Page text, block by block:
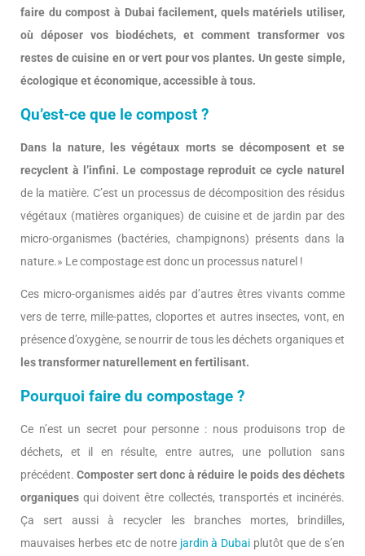
faire du compost à Dubai facilement, quels matériels utiliser,
où déposer vos biodéchets, et comment transformer vos
restes de cuisine en or vert pour vos plantes. Un geste simple,
écologique et économique, accessible à tous.
Qu’est-ce que le compost ?
Dans la nature, les végétaux morts se décomposent et se
recyclent à l’infini. Le compostage reproduit ce cycle naturel
de la matière. C’est un processus de décomposition des résidus
végétaux (matières organiques) de cuisine et de jardin par des
micro-organismes (bactéries, champignons) présents dans la
nature.» Le compostage est donc un processus naturel !
Ces micro-organismes aidés par d’autres êtres vivants comme
vers de terre, mille-pattes, cloportes et autres insectes, vont, en
présence d’oxygène, se nourrir de tous les déchets organiques et
les transformer naturellement en fertilisant.
Pourquoi faire du compostage ?
Ce n’est un secret pour personne : nous produisons trop de
déchets, et il en résulte, entre autres, une pollution sans
précédent.Composter sert donc à réduire le poids des déchets
organiques qui doivent être collectés, transportés et incinérés.
Ça sert aussi à recycler les branches mortes, brindilles,
mauvaises herbes etc de notre jardin à Dubai plutôt que de s’en